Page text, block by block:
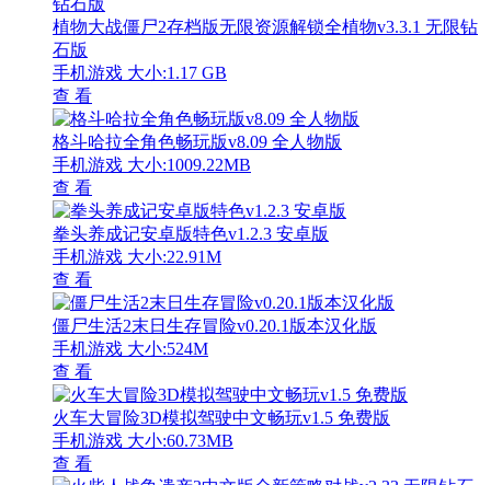
植物大战僵尸2存档版无限资源解锁全植物v3.3.1 无限钻
石版
手机游戏 大小:1.17 GB
查 看
格斗哈拉全角色畅玩版v8.09 全人物版
手机游戏 大小:1009.22MB
查 看
拳头养成记安卓版特色v1.2.3 安卓版
手机游戏 大小:22.91M
查 看
僵尸生活2末日生存冒险v0.20.1版本汉化版
手机游戏 大小:524M
查 看
火车大冒险3D模拟驾驶中文畅玩v1.5 免费版
手机游戏 大小:60.73MB
查 看